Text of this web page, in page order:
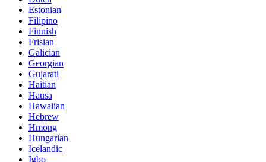
Estonian
Filipino
Finnish
Frisian
Galician
Georgian
Gujarati
Haitian
Hausa
Hawaiian
Hebrew
Hmong
Hungarian
Icelandic
Igbo